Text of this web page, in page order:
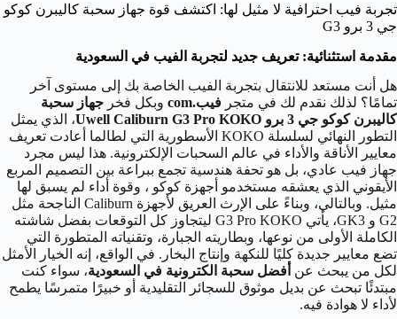
تجربة فيب احترافية لا مثيل لها: اكتشف قوة جهاز سحبة كاليبرن كوكو
جي 3 برو G3
مقدمة استثنائية: تعريف جديد لتجربة الفيب في السعودية
هل أنت مستعد للانتقال بتجربة الفيب الخاصة بك إلى مستوى آخر
تمامًا؟ لذلك نقدم لك في متجر فيب.com وبكل فخر جهاز سحبة
كاليبرن كوكو جي 3 برو Uwell Caliburn G3 Pro KOKO
، الذي يمثل
التطور النهائي لسلسلة KOKO الأسطورية التي لطالما أعادت تعريف
معايير الأناقة والأداء في عالم السحبات الإلكترونية. هذا ليس مجرد
جهاز فيب عادي، بل هو تحفة هندسية تجمع ببراعة بين التصميم المربع
الأيقوني الذي يعشقه مستخدمو أجهزة كوكو ، وقوة أداء لم يسبق لها
مثيل. وبالتالي، وبناءً على الإرث العريق لأجهزة Caliburn الناجحة مثل
G2 و GK3، يأتي G3 Pro KOKO ليتجاوز كل التوقعات بفضل شاشته
الكاملة الأولى من نوعها، وبطاريته الجبارة، وتقنياته المتطورة التي
تضع معايير جديدة كليًا للنكهة وإنتاج البخار. في الواقع، إنه الخيار الأمثل
لكل من يبحث عن أفضل سحبة الكترونية في السعودية، سواء كنت
مبتدئًا تبحث عن بديل موثوق للسجائر التقليدية أو خبيرًا متمرسًا يطمح
لأداء لا هوادة فيه.